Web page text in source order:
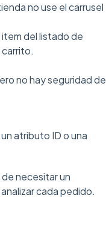
no use el carrusel
del listado de
no hay seguridad de
atributo ID o una
necesitar un
cada pedido.